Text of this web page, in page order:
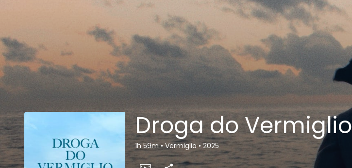
Droga do Vermiglio
1h 59m• Vermiglio • 2025